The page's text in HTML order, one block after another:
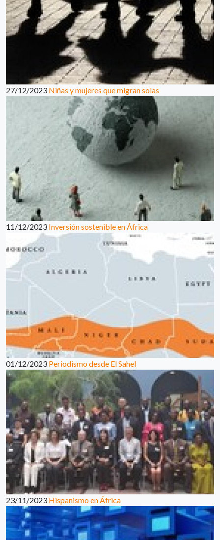
27/12/2023 Niñas y mujeres que migran solas
11/12/2023 Inversión sostenible en África
01/12/2023 Periodismo desde El Sahel
23/11/2023 Hispanismo en África